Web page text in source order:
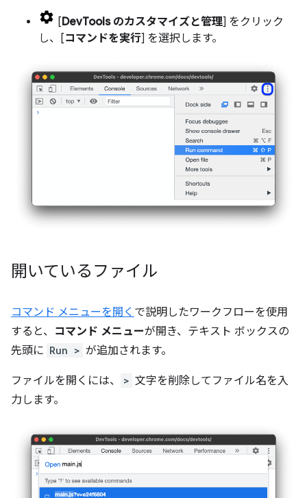
[DevTools のカスタマイズと管理] をクリック
し、[コマンドを実行] を選択します。
開いているファイル
コマンド メニューを開く で説明したワークフローを使用
すると、 コマンド メニューが開き、テキスト ボックスの
先頭に Run > が追加されます。
ファイルを開くには、 > 文字を削除してファイル名を入
力します。